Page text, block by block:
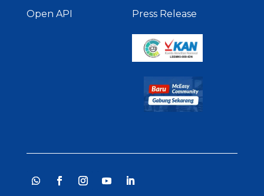
Open API Press Release